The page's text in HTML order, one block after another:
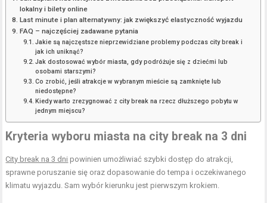
lokalny i bilety online
Last minute i plan alternatywny: jak zwiększyć elastyczność wyjazdu
FAQ – najczęściej zadawane pytania
Jakie są najczęstsze nieprzewidziane problemy podczas city break i
jak ich uniknąć?
Jak dostosować wybór miasta, gdy podróżuje się z dziećmi lub
osobami starszymi?
Co zrobić, jeśli atrakcje w wybranym mieście są zamknięte lub
niedostępne?
Kiedy warto zrezygnować z city break na rzecz dłuższego pobytu w
jednym miejscu?
Kryteria wyboru miasta na city breakna 3 dni
City break na 3 dni powinien umożliwiać szybki dostęp do atrakcji,
sprawne poruszanie się oraz dopasowanie do tempa i oczekiwanego
klimatu wyjazdu. Sam wybór kierunku jest pierwszym krokiem.